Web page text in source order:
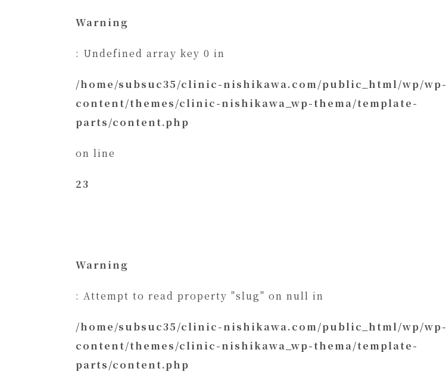
Warning
: Undefined array key 0 in
/home/subsuc35/clinic-nishikawa.com/public_html/wp/wp-
content/themes/clinic-nishikawa_wp-thema/template-
parts/content.php
on line
23
Warning
: Attempt to read property "slug" on null in
/home/subsuc35/clinic-nishikawa.com/public_html/wp/wp-
content/themes/clinic-nishikawa_wp-thema/template-
parts/content.php